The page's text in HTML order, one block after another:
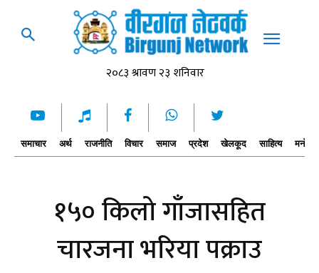
समाचार अर्थ राजनीति विचार समाज प्रदेश खेलकूद साहित्य
१५० किलो गाँजासहित
चारजना भरिया पक्राउ